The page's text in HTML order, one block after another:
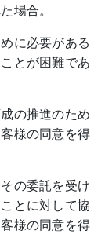
場合。
に必要がある
とが困難であ
の推進のため
様の同意を得
の委託を受け
とに対して協
様の同意を得